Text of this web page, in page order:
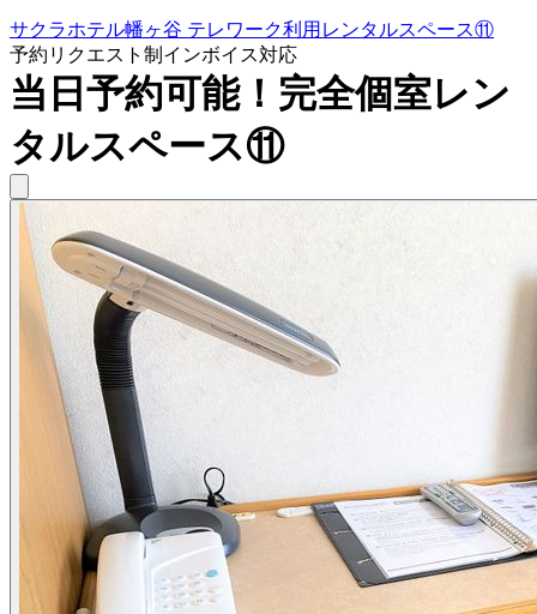
サクラホテル幡ヶ谷 テレワーク利用レンタルスペース⑪
予約リクエスト制インボイス対応
当日予約可能！完全個室レン
タルスペース⑪